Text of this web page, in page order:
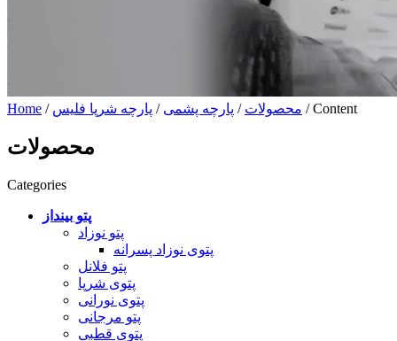
Home / محصولات / پارچه پشمی / پارچه شرپا فلیس / Content
محصولات
Categories
پتو بینداز
پتو نوزاد
پتوی نوزاد پسرانه
پتو فلانل
پتوی شرپا
پتوی نورانی
پتو مرجانی
پتوی قطبی